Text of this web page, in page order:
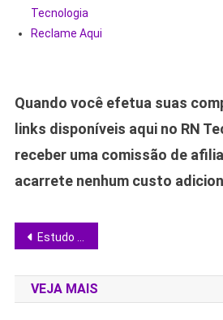
Tecnologia
Reclame Aqui
Quando você efetua suas
links disponíveis aqui no RN
receber uma comissão de
acarrete nenhum custo
Navegação
de
Post
Estudo revela linguagem elétrica dos cogumelos e revoluciona o entendimento das florestas
VEJA MAIS